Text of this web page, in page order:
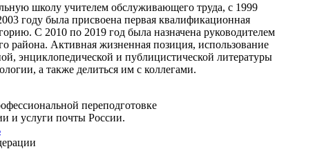
школу учителем обслуживающего труда, с 1999
году была присвоена первая квалификационная
С 2010 по 2019 год была назначена руководителем
района. Активная жизненная позиция, использование
энциклопедической и публицистической литературы
а также делиться им с коллегами.
переподготовке
и услуги почты России.